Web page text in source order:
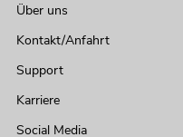
Über uns
Kontakt/Anfahrt
Support
Karriere
Social Media